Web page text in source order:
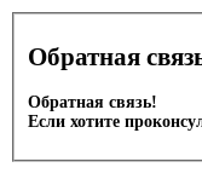
Обратная
Обратная связь!
Если хотите